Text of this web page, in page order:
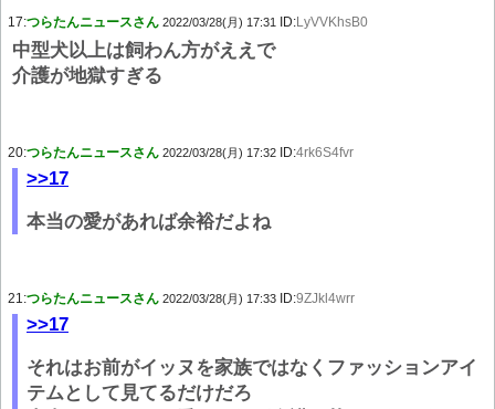
17:つらたんニュースさん 2022/03/28(月) 17:31 ID:LyVVKhsB0
中型犬以上は飼わん方がええで
介護が地獄すぎる
20:つらたんニュースさん 2022/03/28(月) 17:32 ID:4rk6S4fvr
>>17
本当の愛があれば余裕だよね
21:つらたんニュースさん 2022/03/28(月) 17:33 ID:9ZJkl4wrr
>>17
それはお前がイッヌを家族ではなくファッションアイ
テムとして見てるだけだろ